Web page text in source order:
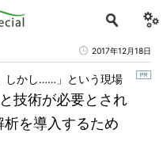
2017年12月18日
技術が必要とされ
を導入するため
しかし……」という現場